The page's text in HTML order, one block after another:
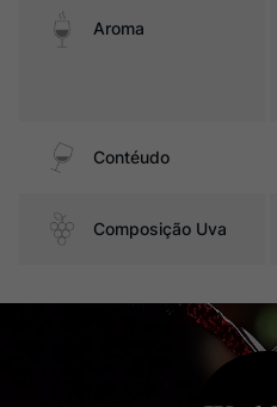
Aroma
Contéudo
Composição Uva